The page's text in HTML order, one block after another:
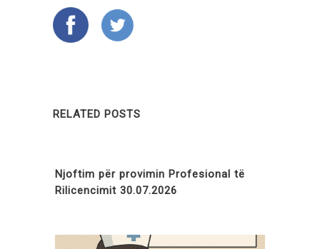
RELATED POSTS
Njoftim për provimin Profesional të
Rilicencimit 30.07.2026